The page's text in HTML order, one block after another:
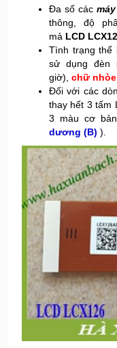
Đa số các
thông, độ
mả LCD
Tình trạng thể
sử dụng đèn
giờ), chữ
Đối với các
thay hết 3 tấm
3 màu cơ
dương (B) ).